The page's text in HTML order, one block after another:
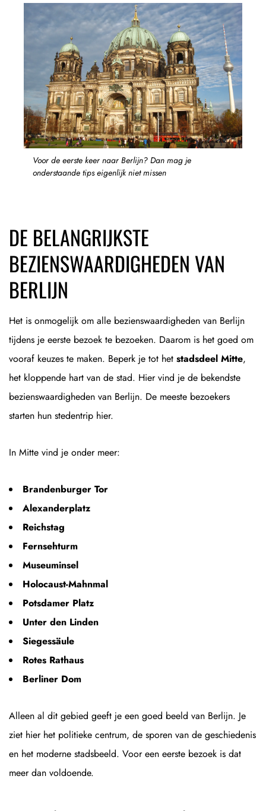
Voor de eerste keer naar Berlijn? Dan mag je
onderstaande tips eigenlijk niet missen
DE BELANGRIJKSTE
BEZIENSWAARDIGHEDEN VAN
BERLIJN
Het is onmogelijk om alle bezienswaardigheden van Berlijn
tijdens je eerste bezoek te bezoeken. Daarom is het goed om
vooraf keuzes te maken. Beperk je tot het stadsdeel Mitte,
het kloppende hart van de stad. Hier vind je de bekendste
bezienswaardigheden van Berlijn. De meeste bezoekers
starten hun stedentrip hier.
In Mitte vind je onder meer:
Brandenburger Tor
Alexanderplatz
Reichstag
Fernsehturm
Museuminsel
Holocaust-Mahnmal
Potsdamer Platz
Unter den Linden
Siegessäule
Rotes Rathaus
Berliner Dom
Alleen al dit gebied geeft je een goed beeld van Berlijn. Je
ziet hier het politieke centrum, de sporen van de geschiedenis
en het moderne stadsbeeld. Voor een eerste bezoek is dat
meer dan voldoende.